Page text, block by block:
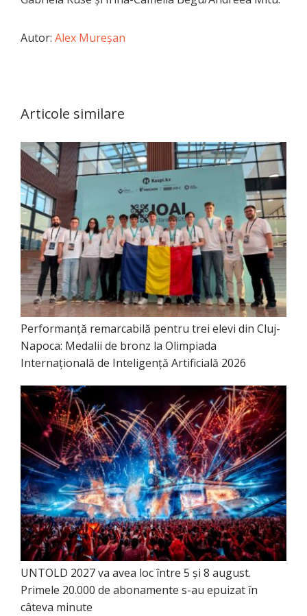
Autor: Alex Mureşan
Articole similare
Performanță remarcabilă pentru trei elevi din Cluj-
Napoca: Medalii de bronz la Olimpiada
Internațională de Inteligență Artificială 2026
UNTOLD 2027 va avea loc între 5 și 8 august.
Primele 20.000 de abonamente s-au epuizat în
câteva minute